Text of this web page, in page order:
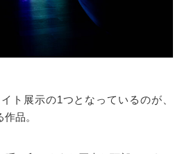
ト展示の1つとなっているのが、
品。